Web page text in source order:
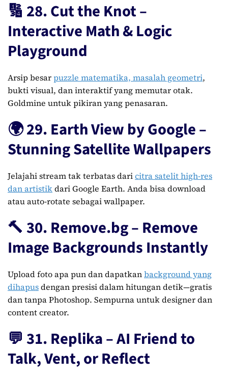
🔢 28. Cut the Knot –
Interactive Math & Logic
Playground
Arsip besarpuzzle matematika, masalah geometri,
bukti visual, dan interaktif yang memutar otak.
Goldmine untuk pikiran yang penasaran.
🌍 29. Earth View by Google –
Stunning Satellite Wallpapers
Jelajahi stream tak terbatas daricitra satelit high-res
dan artistikdari Google Earth. Anda bisa download
atau auto-rotate sebagai wallpaper.
🔨 30. Remove.bg – Remove
Image Backgrounds Instantly
Upload foto apa pun dan dapatkanbackground yang
dihapusdengan presisi dalam hitungan detik—gratis
dan tanpa Photoshop. Sempurna untuk designer dan
content creator.
💬 31. Replika – AI Friend to
Talk, Vent, or Reflect